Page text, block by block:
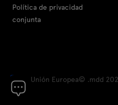
Política de privacidad
conjunta
Unión Europea© .mdd